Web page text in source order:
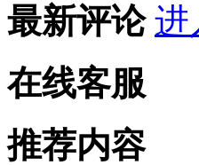
最新评论 进
在线客服
推荐内容